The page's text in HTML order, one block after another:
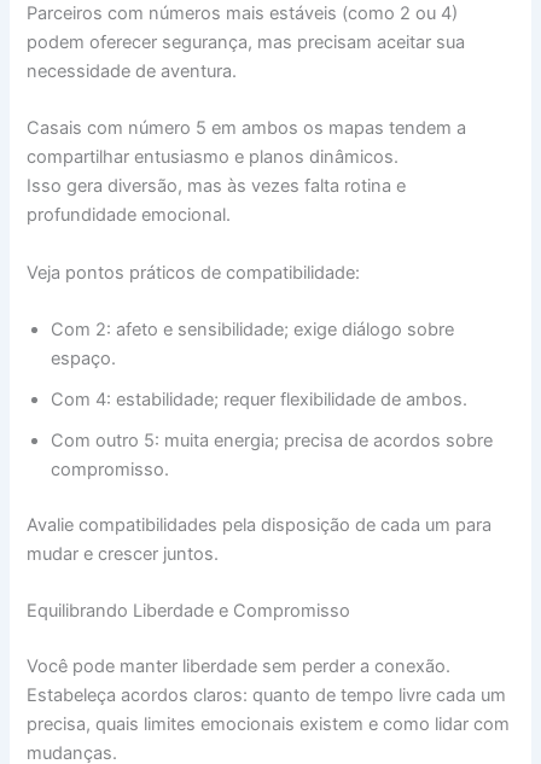
Parceiros com números mais estáveis (como 2 ou 4)
podem oferecer segurança, mas precisam aceitar sua
necessidade de aventura.
Casais com número 5 em ambos os mapas tendem a
compartilhar entusiasmo e planos dinâmicos.
Isso gera diversão, mas às vezes falta rotina e
profundidade emocional.
Veja pontos práticos de compatibilidade:
Com 2: afeto e sensibilidade; exige diálogo sobre
espaço.
Com 4: estabilidade; requer flexibilidade de ambos.
Com outro 5: muita energia; precisa de acordos sobre
compromisso.
Avalie compatibilidades pela disposição de cada um para
mudar e crescer juntos.
Equilibrando Liberdade e Compromisso
Você pode manter liberdade sem perder a conexão.
Estabeleça acordos claros: quanto de tempo livre cada um
precisa, quais limites emocionais existem e como lidar com
mudanças.